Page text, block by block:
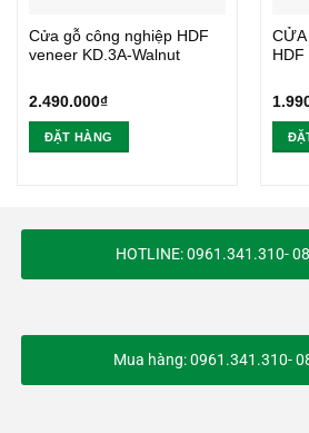
Cửa gỗ công nghiệp HDF
veneer KD.3A-Walnut
2.490.000₫
ĐẶT HÀNG
CỬA
HDF
HOTLINE: 0961.341.310-
Mua hàng: 0961.341.310-